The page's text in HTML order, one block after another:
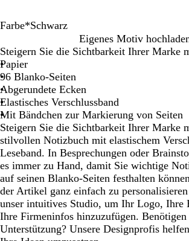
Farbe*Schwarz
e
i
ß
c
h
w
a
r
z
o
t
a
l
d
g
r
ü
n
e
e
r
b
l
a
u
Eigenes Motiv
Steigern Sie die Sichtbarkeit Ihrer Marke
Papier
96 Blanko-Seiten
Abgerundete Ecken
Elastisches Verschlussband
Mit Bändchen zur Markierung von Seiten
Steigern Sie die Sichtbarkeit Ihrer Marke
stilvollen Notizbuch mit elastischem
Leseband. In Besprechungen oder
es immer zu Hand, damit Sie wichtige
auf seinen Blanko-Seiten festhalten
der Artikel ganz einfach zu
unser intuitives Studio, um Ihr Logo, Ihre
Ihre Firmeninfos hinzuzufügen. Benötigen
Unterstützung? Unsere Designprofis